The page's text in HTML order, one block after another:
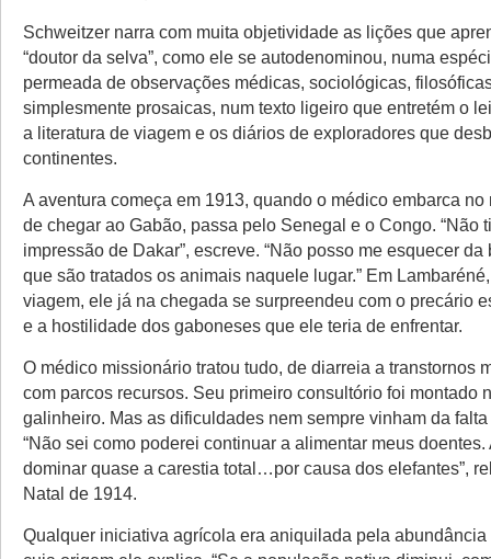
Schweitzer narra com muita objetividade as lições que
“doutor da selva”, como ele se autodenominou, numa
permeada de observações médicas, sociológicas,
simplesmente prosaicas, num texto ligeiro que entretém o
a literatura de viagem e os diários de exploradores que
continentes.
A aventura começa em 1913, quando o médico embarca no
de chegar ao Gabão, passa pelo Senegal e o Congo. “Não
impressão de Dakar”, escreve. “Não posso me esquecer
que são tratados os animais naquele lugar.” Em
viagem, ele já na chegada se surpreendeu com o precário
e a hostilidade dos gaboneses que ele teria de enfrentar.
O médico missionário tratou tudo, de diarreia a transtornos
com parcos recursos. Seu primeiro consultório foi montado
galinheiro. Mas as dificuldades nem sempre vinham da
“Não sei como poderei continuar a alimentar meus
dominar quase a carestia total…por causa dos elefantes”,
Natal de 1914.
Qualquer iniciativa agrícola era aniquilada pela